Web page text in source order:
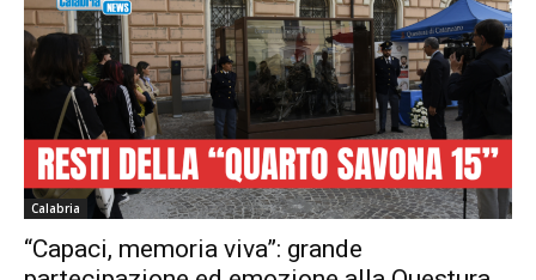
Calabria
“Capaci, memoria viva”: grande